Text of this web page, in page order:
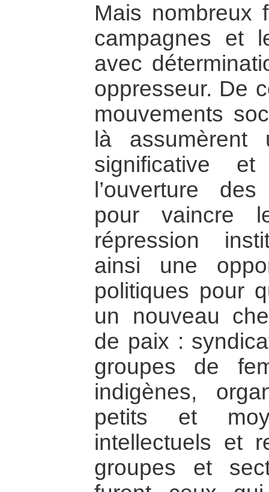
Mais nombreux
campagnes et
avec
oppresseur. De
mouvements
là assumèrent
significative
l’ouverture
pour vaincre
répression
ainsi une
politiques pour
un nouveau
de paix :
groupes de
indigènes,
petits et
intellectuels et
groupes et